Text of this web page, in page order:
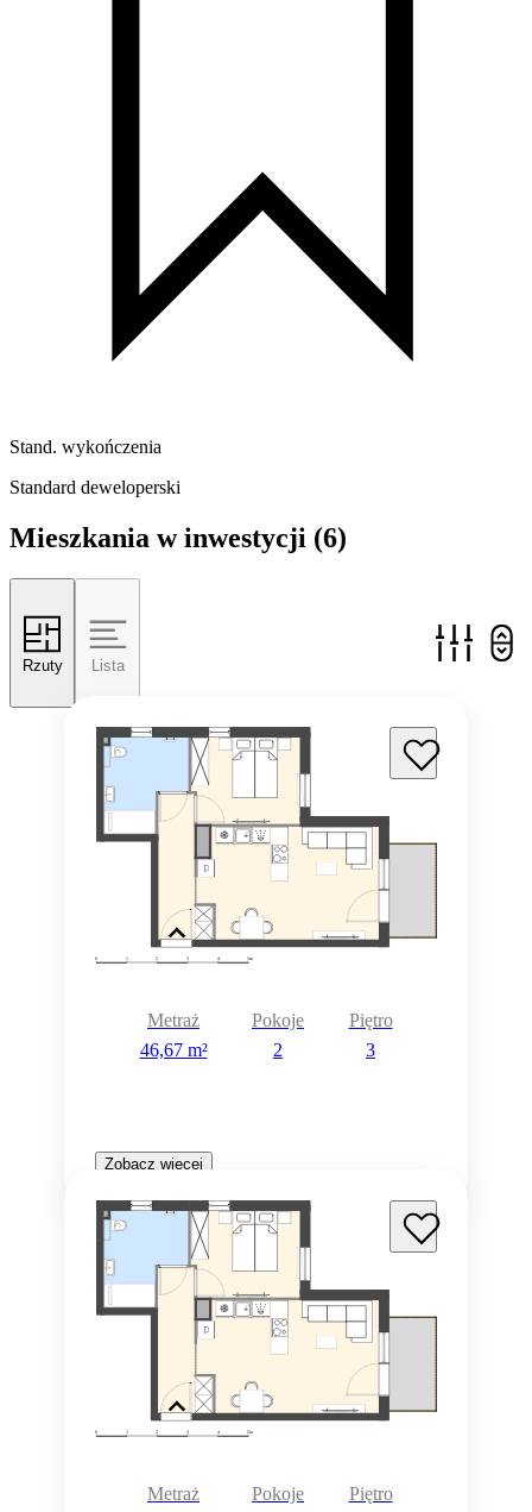
Stand. wykończenia
Standard deweloperski
Mieszkania w inwestycji (6)
Rzuty Lista
Metraż
46,67 m²
Pokoje
2
Piętro
3
Zobacz więcej
Metraż
Pokoje
Piętro